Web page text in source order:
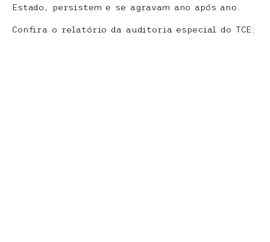
Estado, persistem e se agravam ano após ano.
Confira o relatório da auditoria especial do TCE: